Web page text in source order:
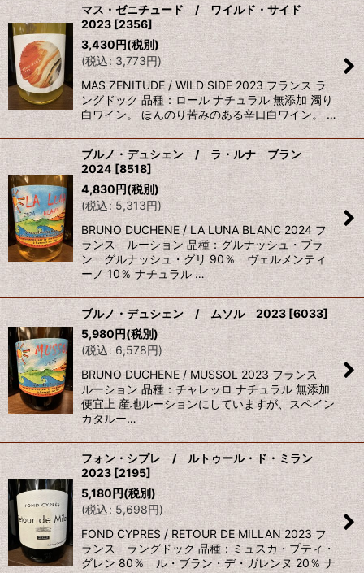
マス・ゼニチュード / ワイルド・サイド
2023[2356]
3,430円(税別)
(税込: 3,773円)
MAS ZENITUDE / WILD SIDE 2023 フランス ラ
ングドック 品種：ロール ナチュラル 無添加 濁り
白ワイン。 ほんのり苦みのある辛口白ワイン。 …
ブルノ・デュシェン / ラ・ルナ ブラン
2024 [8518]
4,830円(税別)
(税込: 5,313円)
BRUNO DUCHENE / LA LUNA BLANC 2024 フ
ランス ルーション 品種：グルナッシュ・ブラ
ン グルナッシュ・グリ 90％ ヴェルメンティ
ーノ 10％ ナチュラル …
ブルノ・デュシェン / ムソル 2023 [6033]
5,980円(税別)
(税込: 6,578円)
BRUNO DUCHENE / MUSSOL 2023 フランス
ルーション 品種：チャレッロ ナチュラル 無添加
便宜上 産地ルーションにしていますが、スペイン
カタルー…
フォン・シプレ / ルトゥール・ド・ミラン
2023[2195]
5,180円(税別)
(税込: 5,698円)
FOND CYPRES / RETOUR DE MILLAN 2023 フ
ランス ラングドック 品種：ミュスカ・プティ・
グレン 80％ ル・ブラン・デ・ガレンヌ 20％ ナ